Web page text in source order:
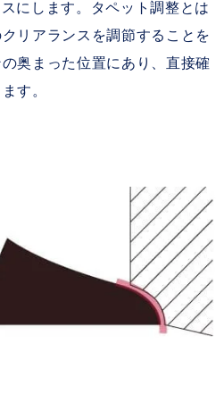
にします。タペット調整とは
リアランスを調節することを
奥まった位置にあり、直接確
す。